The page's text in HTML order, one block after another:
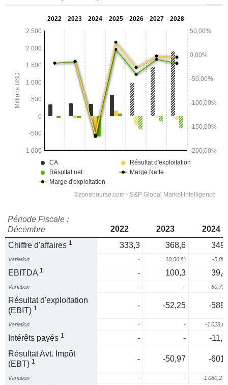
Période Fiscale :
Décembre
2022 2023
2024
Chiffre d'affaires 1 333,3 368,6
Variation - 10,56 % -5,09
EBITDA 1 - 100,3
Variation - - -60,73
Résultat d'exploitation
(EBIT) 1 - -52,25 -
Variation - - -1 028,6
Intérêts payés 1 - -
-
Résultat Avt. Impôt
(EBT) 1 - -50,97 -
Variation - - -1 080,27